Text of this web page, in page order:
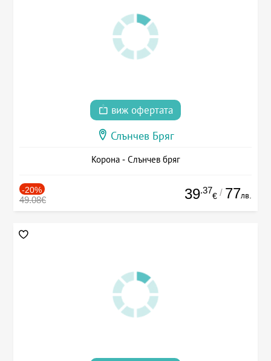
виж офертата
Слънчев Бряг
Корона - Слънчев бряг
-20%
49.08€ 39.37
€ / 77лв.